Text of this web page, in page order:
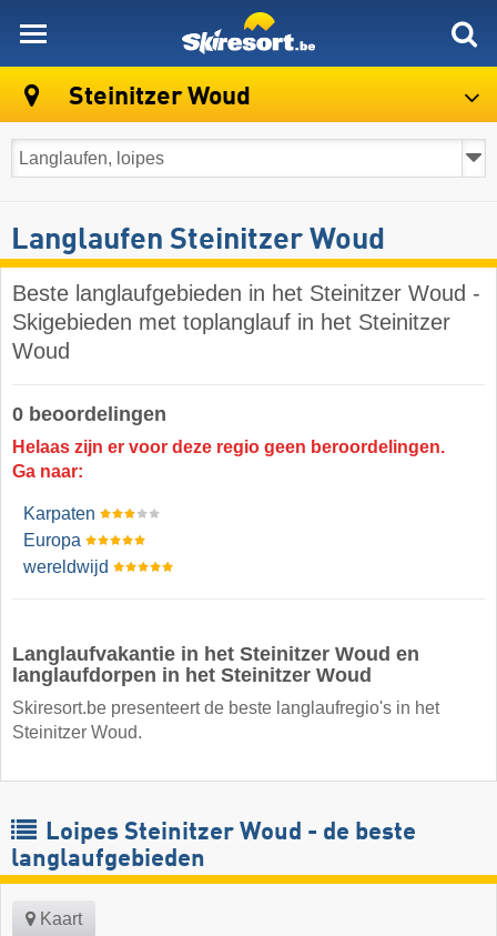
Steinitzer Woud
Langlaufen Steinitzer Woud
Beste langlaufgebieden in het Steinitzer Woud -
Skigebieden met toplanglauf in het Steinitzer
Woud
0 beoordelingen
Helaas zijn er voor deze regio geen beroordelingen.
Ga naar:
Karpaten
Europa
wereldwijd
Langlaufvakantie in het Steinitzer Woud en
langlaufdorpen in het Steinitzer Woud
Skiresort.be presenteert de beste langlaufregio's in het
Steinitzer Woud.
Loipes Steinitzer Woud - de beste
langlaufgebieden
Kaart